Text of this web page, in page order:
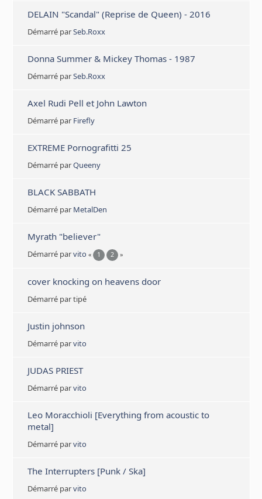
DELAIN "Scandal" (Reprise de Queen) - 2016
Démarré parSeb.Roxx
Donna Summer & Mickey Thomas - 1987
Démarré parSeb.Roxx
Axel Rudi Pell et John Lawton
Démarré par Firefly
EXTREME Pornografitti 25
Démarré parQueeny
BLACK SABBATH
Démarré par MetalDen
Myrath "believer"
Démarré parvito « 1 2 »
cover knocking on heavens door
Démarré par tipé
Justin johnson
Démarré parvito
JUDAS PRIEST
Démarré parvito
Leo Moracchioli [Everything from acoustic to
metal]
Démarré parvito
The Interrupters [Punk / Ska]
Démarré parvito